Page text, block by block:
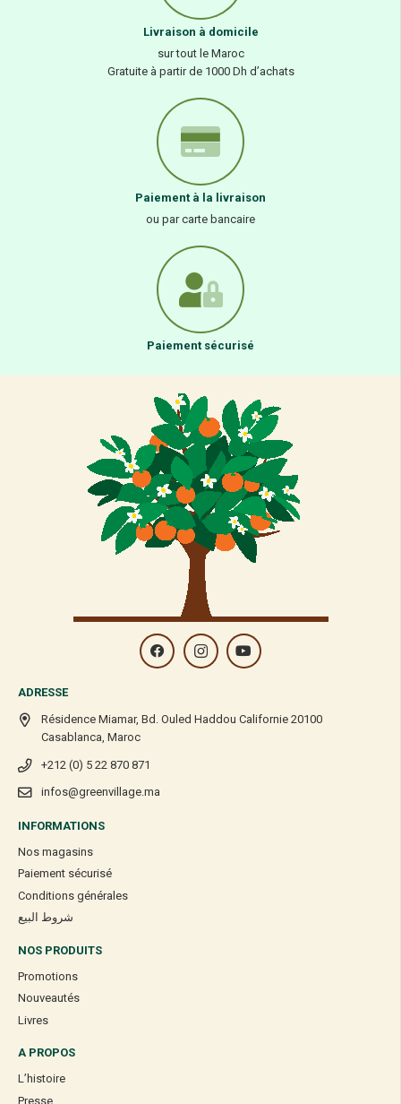
Livraison à domicile
sur tout le Maroc
Gratuite à partir de 1000 Dh d’achats
Paiement à la livraison
ou par carte bancaire
Paiement sécurisé
ADRESSE
Résidence Miamar, Bd. Ouled Haddou Californie 20100
Casablanca, Maroc
+212 (0) 5 22 870 871
infos@greenvillage.ma
INFORMATIONS
Nos magasins
Paiement sécurisé
Conditions générales
شروط البيع
NOS PRODUITS
Promotions
Nouveautés
Livres
A PROPOS
L’histoire
Presse